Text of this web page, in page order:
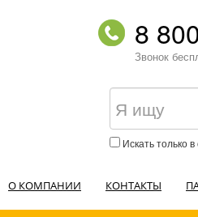
8
Звонок
Искать только
О КОМПАНИИ КОНТАКТЫ